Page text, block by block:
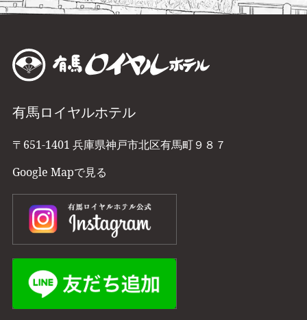
有馬ロイヤルホテル
〒651-1401 兵庫県神戸市北区有馬町９８７
Google Mapで見る